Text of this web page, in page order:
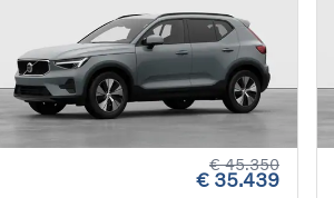
€ 45.350
€ 35.439